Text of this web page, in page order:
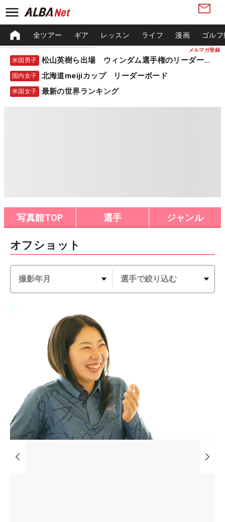
メルマガ登録
全ツアー ギア レッスン ライフ 漫画 ゴル
米国男子 松山英樹ら出場 ウィンダム選手権のリーダーボード
国内女子 北海道meijiカップ リーダーボード
米国女子 最新の世界ランキング
写真館TOP 選手 ジャンル
オフショット